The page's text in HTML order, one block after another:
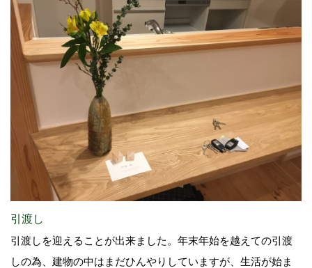
引渡し
引渡しを迎えることが出来ました。年末年始を越えての引渡
しの為、建物の中はまだひんやりしていますが、生活が始ま